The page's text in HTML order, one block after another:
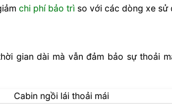
chi phí bảo trì so với các dòng xe sử
gian dài mà vẫn đảm bảo sự thoải